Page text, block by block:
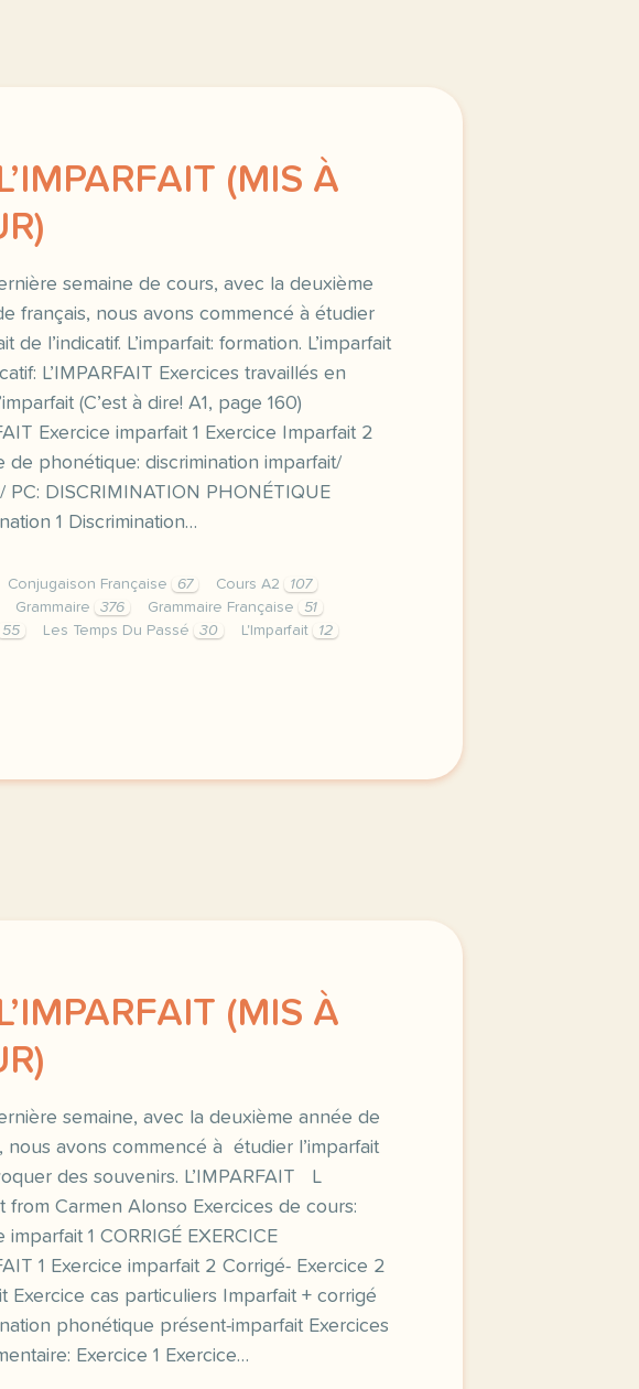
(MIS À
semaine de cours, avec la deuxième
français, nous avons commencé à étudier
de l’indicatif. L’imparfait: formation. L’imparfait
L’IMPARFAIT Exercices travaillés en
(C’est à dire! A1, page 160)
Exercice imparfait 1 Exercice Imparfait 2
de phonétique: discrimination imparfait/
PC: DISCRIMINATION PHONÉTIQUE
1 Discrimination…
Conjugaison Française 67 Cours A2
107
Grammaire 376 Grammaire Française
51
55 Les Temps Du Passé 30 L'Imparfait 12
(MIS À
semaine, avec la deuxième année de
nous avons commencé à étudier l’imparfait
des souvenirs. L’IMPARFAIT L
from Carmen Alonso Exercices de cours:
imparfait 1 CORRIGÉ EXERCICE
1 Exercice imparfait 2 Corrigé- Exercice 2
Exercice cas particuliers Imparfait + corrigé
phonétique présent-imparfait Exercices
Exercice 1 Exercice…